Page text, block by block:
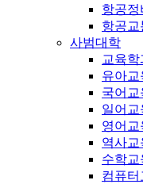
항공
항공교
사범대학
교육학
유아교
국어교
일어교
영어교
역사교
수학교
컴퓨